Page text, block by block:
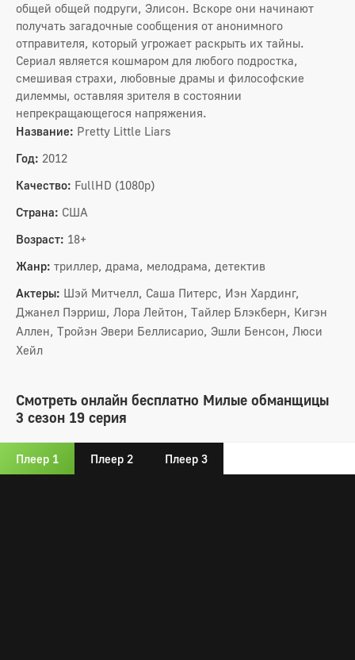
общей общей подруги, Элисон. Вскоре они начинают
получать загадочные сообщения от анонимного
отправителя, который угрожает раскрыть их тайны.
Сериал является кошмаром для любого подростка,
смешивая страхи, любовные драмы и философские
дилеммы, оставляя зрителя в состоянии
непрекращающегося напряжения.
Название: Pretty Little Liars
Год: 2012
Качество: FullHD (1080p)
Страна: США
Возраст: 18+
Жанр: триллер, драма, мелодрама, детектив
Актеры: Шэй Митчелл, Саша Питерс, Иэн Хардинг,
Джанел Пэрриш, Лора Лейтон, Тайлер Блэкберн, Кигэн
Аллен, Тройэн Эвери Беллисарио, Эшли Бенсон, Люси
Хейл
Смотреть онлайн бесплатно Милые обманщицы
3 сезон 19 серия
Плеер 1 Плеер 2 Плеер 3